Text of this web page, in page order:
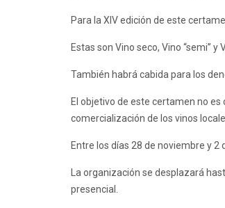
Para la XIV edición de este
Estas son Vino seco, Vino “semi”
También habrá cabida para los
El objetivo de este certamen no
comercialización de los vinos
Entre los días 28 de noviembre y
La organización se desplazará
presencial.